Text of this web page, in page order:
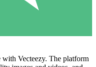
with Vecteezy. The platform